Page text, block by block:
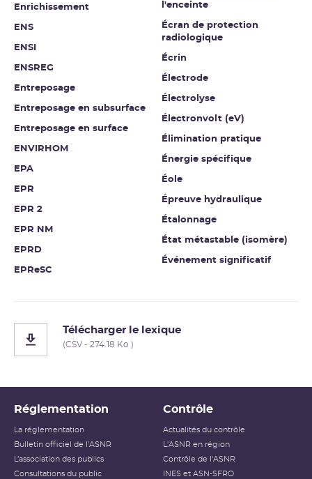
Enrichissement
ENS
ENSI
ENSREG
Entreposage
Entreposage en subsurface
Entreposage en surface
ENVIRHOM
EPA
EPR
EPR 2
EPR NM
EPRD
EPReSC
l'enceinte
Écran de protection
radiologique
Écrin
Électrode
Électrolyse
Électronvolt (eV)
Élimination pratique
Énergie spécifique
Éole
Épreuve hydraulique
Étalonnage
État métastable (isomère)
Événement significatif
Télécharger le lexique
(CSV - 274.18 Ko )
Réglementation
La réglementation
Bulletin officiel de l'ASNR
L’association des publics
Consultations du public
Contrôle
Actualités du contrôle
L'ASNR en région
Contrôle de l'ASNR
INES et ASN-SFRO